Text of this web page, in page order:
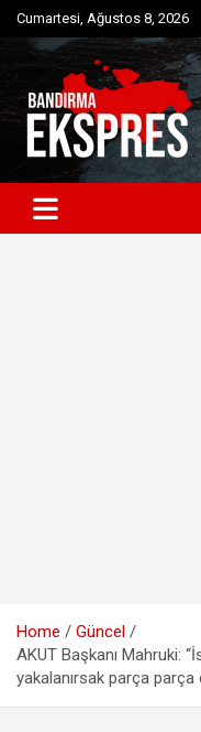
Skip
to
content
Cumartesi, Ağustos 8, 2026
Bandırma
Bandırma'dan güncel
Home
Güncel
AKUT Başkanı Mahruki:
yakalanırsak parça parça